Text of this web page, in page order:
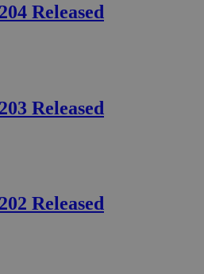
Released
Released
Released